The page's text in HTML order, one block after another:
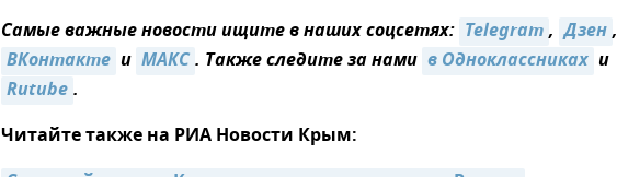
Самые важные новости ищите в наших соцсетях: Telegram, Дзен,
ВКонтакте и МАКС. Также следите за нами в Одноклассниках и
Rutube.
Читайте также на РИА Новости Крым: